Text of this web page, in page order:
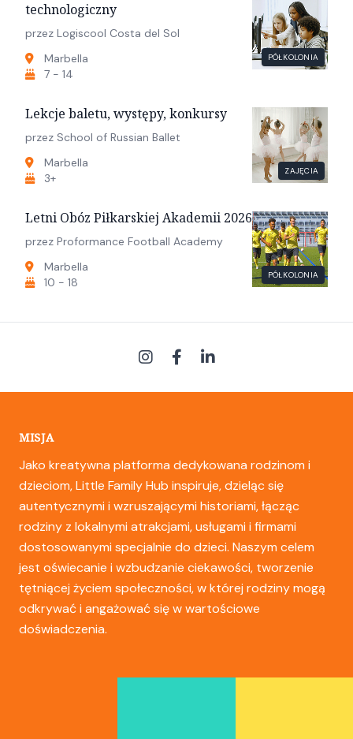
PÓŁKOLONIA
technologiczny
przez Logiscool Costa del Sol
Marbella
7 - 14
ZAJĘCIA
Lekcje baletu, występy, konkursy
przez School of Russian Ballet
Marbella
3+
PÓŁKOLONIA
Letni Obóz Piłkarskiej Akademii 2026
przez Proformance Football Academy
Marbella
10 - 18
MISJA
Jako kreatywna platforma dedykowana rodzinom i
dzieciom, Little Family Hub inspiruje, dzieląc się
autentycznymi i wzruszającymi historiami, łącząc
rodziny z lokalnymi atrakcjami, usługami i firmami
dostosowanymi specjalnie do dzieci. Naszym celem
jest oświecanie i wzbudzanie ciekawości, tworzenie
tętniącej życiem społeczności, w której rodziny mogą
odkrywać i angażować się w wartościowe
doświadczenia.